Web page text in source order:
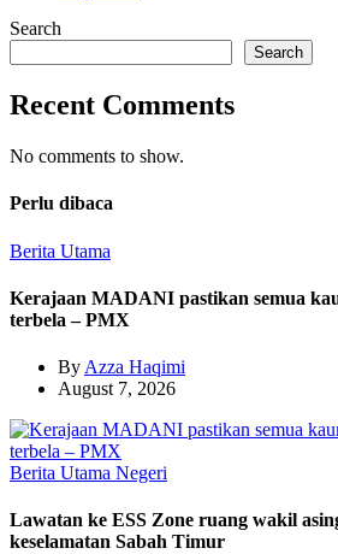
Search
Search
Recent Comments
No comments to show.
Perlu dibaca
Berita Utama
Kerajaan MADANI pastikan semua
terbela – PMX
By Azza Haqimi
August 7, 2026
Berita Utama Negeri
Lawatan ke ESS Zone ruang wakil
keselamatan Sabah Timur